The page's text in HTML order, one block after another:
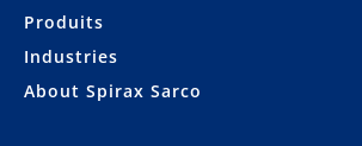
Produits
Industries
About Spirax Sarco